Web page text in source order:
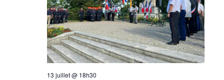
13 juillet @ 18h30